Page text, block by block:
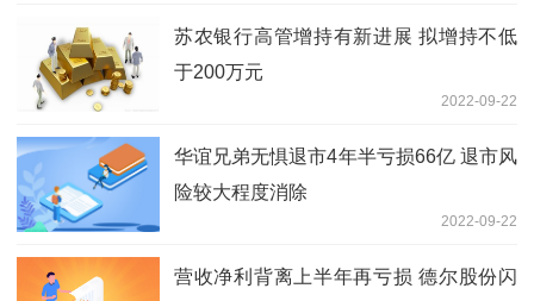
苏农银行高管增持有新进展 拟增持不低
于200万元
2022-09-22
华谊兄弟无惧退市4年半亏损66亿 退市风
险较大程度消除
2022-09-22
营收净利背离上半年再亏损 德尔股份闪